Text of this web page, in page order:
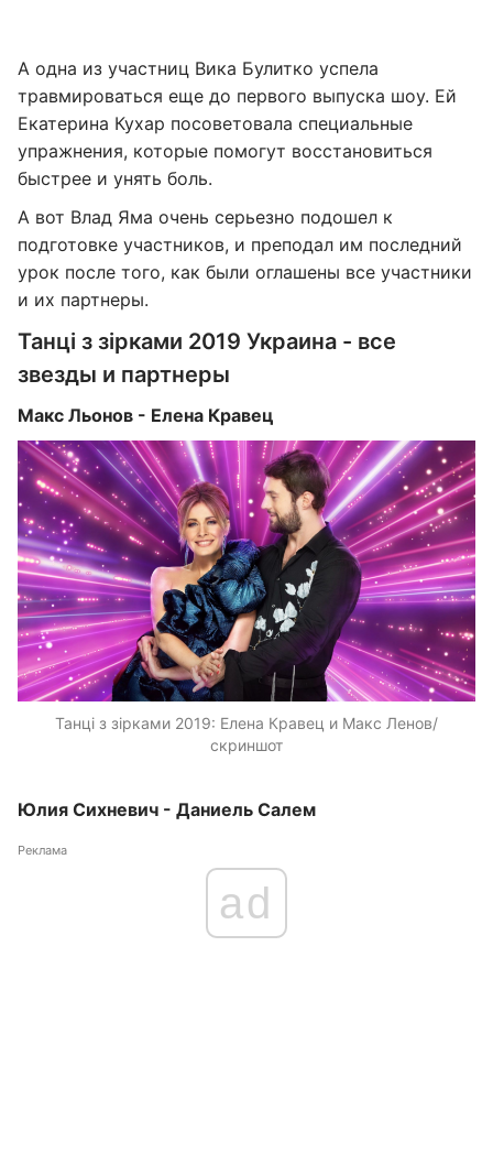
А одна из участниц Вика Булитко успела
травмироваться еще до первого выпуска шоу. Ей
Екатерина Кухар посоветовала специальные
упражнения, которые помогут восстановиться
быстрее и унять боль.
А вот Влад Яма очень серьезно подошел к
подготовке участников, и преподал им последний
урок после того, как были оглашены все участники
и их партнеры.
Танці з зірками 2019 Украина - все
звезды и партнеры
Макс Льонов - Елена Кравец
Танці з зірками 2019: Елена Кравец и Макс Ленов/
скриншот
Юлия Сихневич - Даниель Салем
Реклама
ad